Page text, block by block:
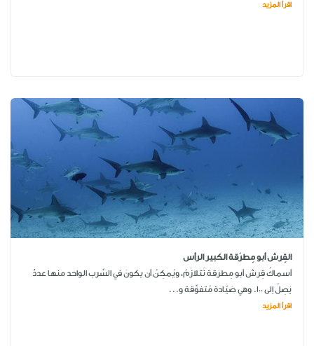
اقرأ المزيد
القِرش أبو مِطرَقة الكبير الرأس
أسماكُ قِرش أبو مِطرَقة تَتلازَمُ، ويُمكِنُ أن يكونَ في السِّرب الواحد منها عددٌ
يَصِلُ إلى 100. وهي صَيّادة مُتفوِّقة و...
اقرأ المزيد